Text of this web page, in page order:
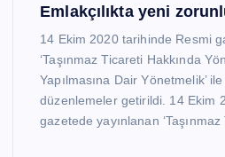
Emlakçılıkta yeni
14 Ekim 2020 tarihinde Resmi
‘Taşınmaz Ticareti Hakkında
Yapılmasına Dair Yönetmelik’
düzenlemeler getirildi. 14 Ekim
gazetede yayınlanan ‘Taşınmaz